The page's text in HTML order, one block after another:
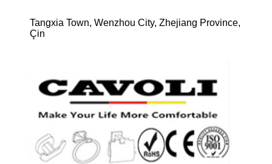
Tangxia Town, Wenzhou City, Zhejiang Province,
Çin